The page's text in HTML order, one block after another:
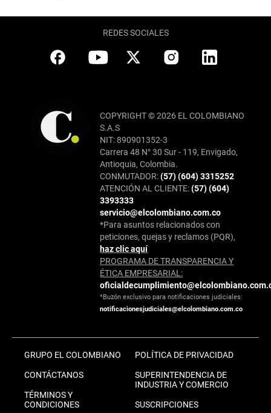
REDES SOCIALES
COPYRIGHT © 2026 EL COLOMBIANO
S.A.S
NIT: 890901352-3
Carrera 48 N° 30 Sur - 119, Envigado,
Antioquia, Colombia.
CONMUTADOR:(57) (604) 3315252
ATENCIÓN AL CLIENTE:(57) (604)
3393333
servicio@elcolombiano.com.co
*Para asuntos relacionados con
peticiones, quejas y reclamos (PQR),
haz clic aquí
PROGRAMA DE TRANSPARENCIA Y
ÉTICA EMPRESARIAL:
*Buzón exclusivo para notificaciones judiciales:
notificacionesjudiciales@elcolombiano.com.co
GRUPO EL COLOMBIANO
CONTÁCTANOS
TÉRMINOS Y
CONDICIONES
POLÍTICA DE PRIVACIDAD
SUPERINTENDENCIA DE
INDUSTRIA Y COMERCIO
SUSCRIPCIONES